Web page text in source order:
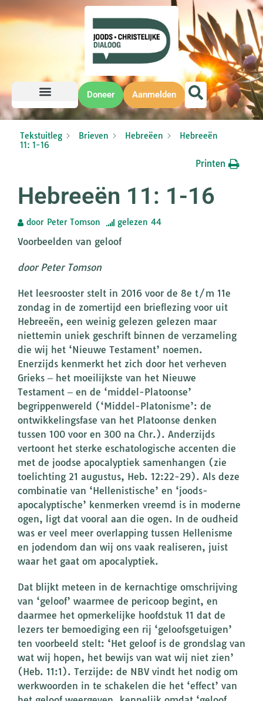
Doneer Aanmelden
Tekstuitleg Brieven Hebreëen
Hebreeën
11: 1-16
Printen
Hebreeën 11: 1-16
door Peter Tomson gelezen 44
Voorbeelden van geloof
door Peter Tomson
Het leesrooster stelt in 2016 voor de 8e t/m 11e
zondag in de zomertijd een brieflezing voor uit
Hebreeën, een weinig gelezen gelezen maar
niettemin uniek geschrift binnen de verzameling
die wij het ‘Nieuwe Testament’ noemen.
Enerzijds kenmerkt het zich door het verheven
Grieks ‒ het moeilijkste van het Nieuwe
Testament ‒ en de ‘middel-Platoonse’
begrippenwereld (‘Middel-Platonisme’: de
ontwikkelingsfase van het Platoonse denken
tussen 100 voor en 300 na Chr.). Anderzijds
vertoont het sterke eschatologische accenten die
met de joodse apocalyptiek samenhangen (zie
toelichting 21 augustus, Heb. 12:22-29). Als deze
combinatie van ‘Hellenistische’ en ‘joods-
apocalyptische’ kenmerken vreemd is in moderne
ogen, ligt dat vooral aan die ogen. In de oudheid
was er veel meer overlapping tussen Hellenisme
en jodendom dan wij ons vaak realiseren, juist
waar het gaat om apocalyptiek.
Dat blijkt meteen in de kernachtige omschrijving
van ‘geloof’ waarmee de pericoop begint, en
daarmee het opmerkelijke hoofdstuk 11 dat de
lezers ter bemoediging een rij ‘geloofsgetuigen’
ten voorbeeld stelt: ‘Het geloof is de grondslag van
wat wij hopen, het bewijs van wat wij niet zien’
(Heb. 11:1). Terzijde: de NBV vindt het nodig om
werkwoorden in te schakelen die het ‘effect’ van